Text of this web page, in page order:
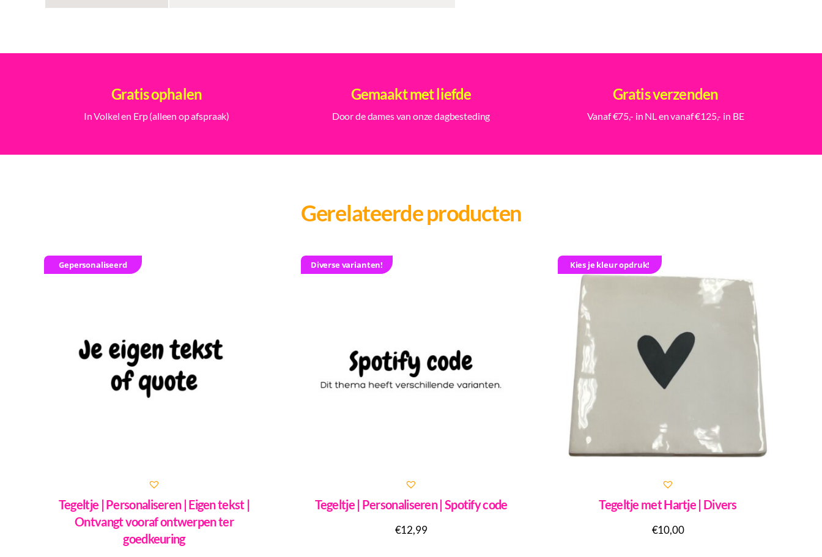
Gratis ophalen
In Volkel en Erp (alleen op afspraak)
Gemaakt met liefde
Door de dames van onze dagbesteding
Gratis verzenden
Vanaf €75,- in NL en vanaf €125,- in BE
Gerelateerde producten
Gepersonaliseerd
Tegeltje | Personaliseren | Eigen tekst |
Ontvangt vooraf ontwerpen ter
goedkeuring
Diverse varianten!
Tegeltje | Personaliseren | Spotify code
€12,99
Kies je kleur opdruk!
Tegeltje met Hartje | Divers
€10,00